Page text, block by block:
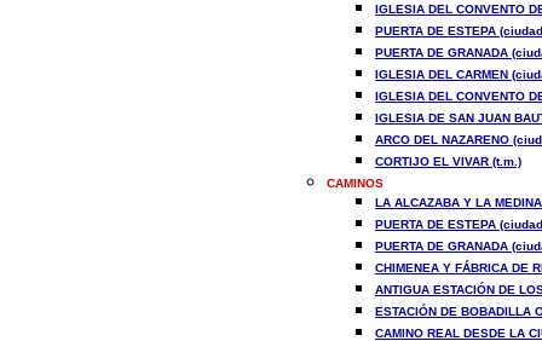
IGLESIA DEL CONVENTO
PUERTA DE ESTEPA
PUERTA DE GRANADA
IGLESIA DEL CARMEN
IGLESIA DEL CONVENTO
IGLESIA DE SAN JUAN
ARCO DEL NAZARENO
CORTIJO EL VIVAR (t.m.)
CAMINOS
LA ALCAZABA Y LA
PUERTA DE ESTEPA
PUERTA DE GRANADA
CHIMENEA Y FÁBRICA DE
ANTIGUA ESTACIÓN DE
ESTACIÓN DE BOBADILLA
CAMINO REAL DESDE LA